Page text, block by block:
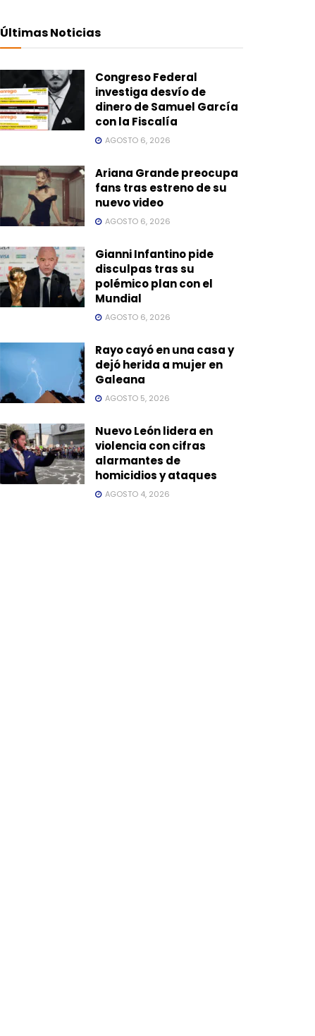
Últimas Noticias
Congreso Federal
investiga desvío de
dinero de Samuel García
con la Fiscalía
AGOSTO 6, 2026
Ariana Grande preocupa
fans tras estreno de su
nuevo video
AGOSTO 6, 2026
Gianni Infantino pide
disculpas tras su
polémico plan con el
Mundial
AGOSTO 6, 2026
Rayo cayó en una casa y
dejó herida a mujer en
Galeana
AGOSTO 5, 2026
Nuevo León lidera en
violencia con cifras
alarmantes de
homicidios y ataques
AGOSTO 4, 2026